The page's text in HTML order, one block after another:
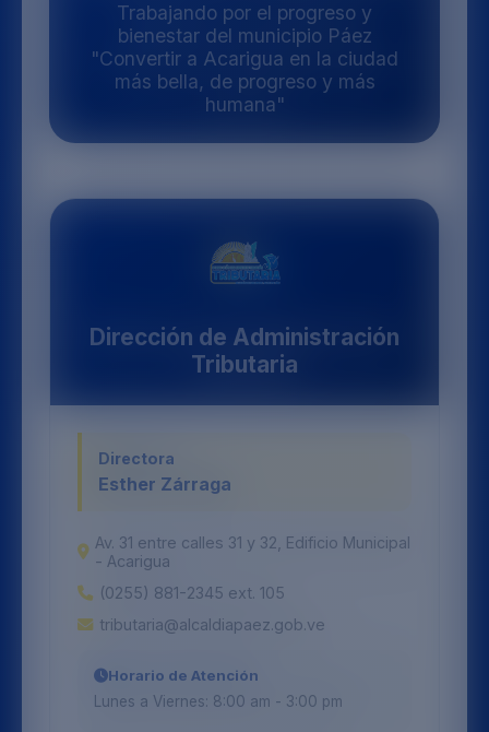
Trabajando por el progreso y
bienestar del municipio Páez
"Convertir a Acarigua en la ciudad
más bella, de progreso y más
humana"
Dirección de Administración
Tributaria
Directora
Esther Zárraga
Av. 31 entre calles 31 y 32, Edificio Municipal
- Acarigua
(0255) 881-2345 ext. 105
tributaria@alcaldiapaez.gob.ve
Horario de Atención
Lunes a Viernes: 8:00 am - 3:00 pm